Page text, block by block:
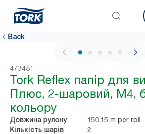
Back
1 / 7
473481
Tork Reflex папір для
Плюс, 2-шаровий, M4,
кольору
Довжина рулону 150.15 m per roll
Кількість шарів 2